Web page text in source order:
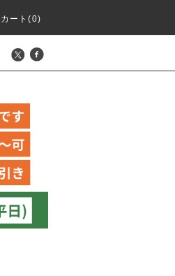
カート(0)